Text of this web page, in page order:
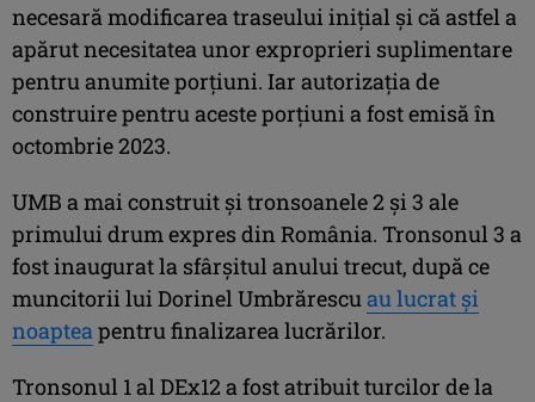
necesară modificarea traseului inițial și că astfel a
apărut necesitatea unor exproprieri suplimentare
pentru anumite porțiuni. Iar autorizația de
construire pentru aceste porțiuni a fost emisă în
octombrie 2023.
UMB a mai construit și tronsoanele 2 și 3 ale
primului drum expres din România. Tronsonul 3 a
fost inaugurat la sfârșitul anului trecut, după ce
muncitorii lui Dorinel Umbrărescu au lucrat și
noaptea pentru finalizarea lucrărilor.
Tronsonul 1 al DEx12 a fost atribuit turcilor de la